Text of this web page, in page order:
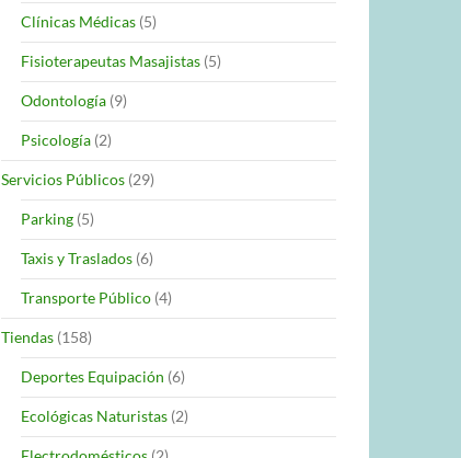
Clínicas Médicas (5)
Fisioterapeutas Masajistas (5)
Odontología (9)
Psicología (2)
Servicios Públicos (29)
Parking (5)
Taxis y Traslados (6)
Transporte Público (4)
Tiendas (158)
Deportes Equipación (6)
Ecológicas Naturistas (2)